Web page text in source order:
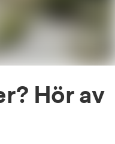
Hör av